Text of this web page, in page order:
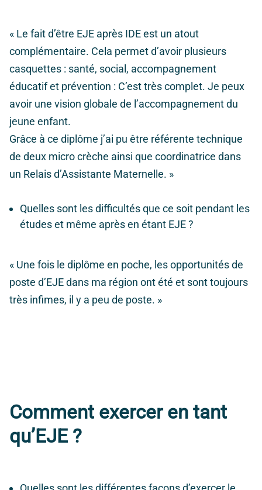
« Le fait d’être EJE après IDE est un atout
complémentaire. Cela permet d’avoir plusieurs
casquettes : santé, social, accompagnement
éducatif et prévention : C’est très complet. Je peux
avoir une vision globale de l’accompagnement du
jeune enfant.
Grâce à ce diplôme j’ai pu être référente technique
de deux micro crèche ainsi que coordinatrice dans
un Relais d’Assistante Maternelle. »
Quelles sont les difficultés que ce soit pendant les
études et même après en étant EJE ?
« Une fois le diplôme en poche, les opportunités de
poste d’EJE dans ma région ont été et sont toujours
très infimes, il y a peu de poste. »
Comment exercer en tant
qu’EJE ?